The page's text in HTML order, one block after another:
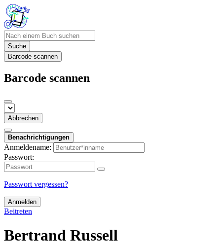
Suche
Barcode scannen
Barcode scannen
Abbrechen
Benachrichtigungen
Anmeldename:
Passwort:
Passwort vergessen?
Anmelden
Beitreten
Bertrand Russell